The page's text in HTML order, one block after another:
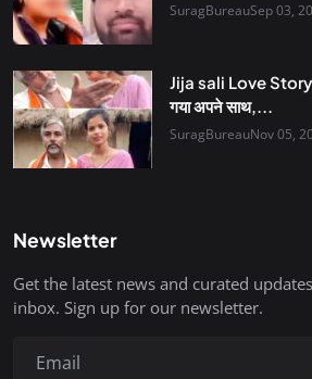
SuragBureauSep 03,
Jija sali Love Story
गया अपने साथ,...
SuragBureauNov 05,
Newsletter
Get the latest news and curated
inbox. Sign up for our newsletter.